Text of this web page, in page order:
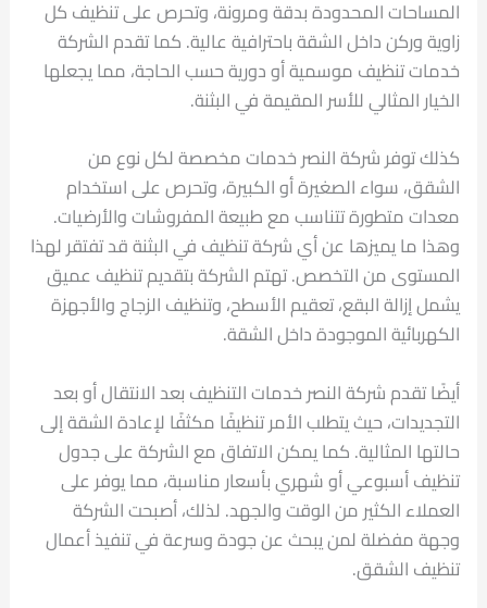
المساحات المحدودة بدقة ومرونة، وتحرص على تنظيف كل
زاوية وركن داخل الشقة باحترافية عالية. كما تقدم الشركة
خدمات تنظيف موسمية أو دورية حسب الحاجة، مما يجعلها
الخيار المثالي للأسر المقيمة في البثنة.
كذلك توفر شركة النصر خدمات مخصصة لكل نوع من
الشقق، سواء الصغيرة أو الكبيرة، وتحرص على استخدام
معدات متطورة تتناسب مع طبيعة المفروشات والأرضيات.
وهذا ما يميزها عن أي شركة تنظيف في البثنة قد تفتقر لهذا
المستوى من التخصص. تهتم الشركة بتقديم تنظيف عميق
يشمل إزالة البقع، تعقيم الأسطح، وتنظيف الزجاج والأجهزة
الكهربائية الموجودة داخل الشقة.
أيضًا تقدم شركة النصر خدمات التنظيف بعد الانتقال أو بعد
التجديدات، حيث يتطلب الأمر تنظيفًا مكثفًا لإعادة الشقة إلى
حالتها المثالية. كما يمكن الاتفاق مع الشركة على جدول
تنظيف أسبوعي أو شهري بأسعار مناسبة، مما يوفر على
العملاء الكثير من الوقت والجهد. لذلك، أصبحت الشركة
وجهة مفضلة لمن يبحث عن جودة وسرعة في تنفيذ أعمال
تنظيف الشقق.